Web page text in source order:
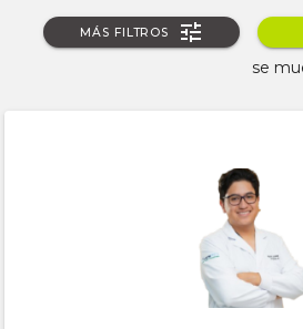
MÁS FILTROS
se